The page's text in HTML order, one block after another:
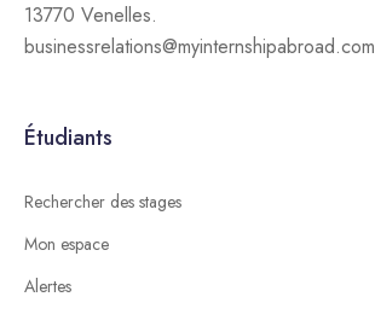
13770 Venelles.
businessrelations@myinternshipabroad.com
Étudiants
Rechercher des stages
Mon espace
Alertes